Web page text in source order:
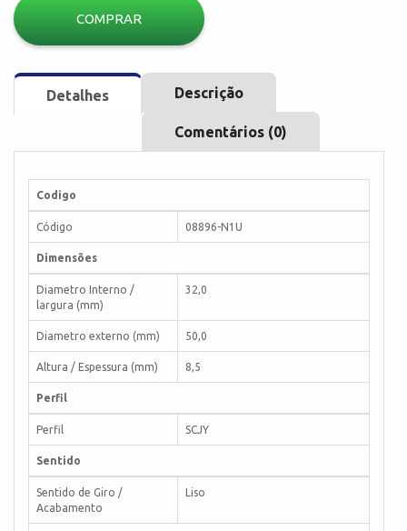
COMPRAR
Detalhes Descrição
Comentários (0)
Codigo
Código 08896-N1U
Dimensões
Diametro Interno /
largura (mm)
32,0
Diametro externo (mm) 50,0
Altura / Espessura (mm) 8,5
Perfil
Perfil SCJY
Sentido
Sentido de Giro /
Acabamento
Liso